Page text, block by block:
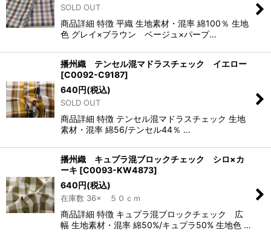
SOLD OUT
商品詳細 特徴 平織 生地素材・混率 綿100％ 生地
色 グレイ×ブラウン ベージュ×パープ…
播州織 テンセル混マドラスチェック イエロー
[C0092-C9187]
640円(税込)
SOLD OUT
商品詳細 特徴 テンセル混マドラスチェック 生地
素材・混率 綿56/テンセル44％ …
播州織 キュプラ混ブロックチェック シロ×カ
ーキ [C0093-KW4873]
640円(税込)
在庫数 36× ５０ｃｍ
商品詳細 特徴 キュプラ混ブロックチェック 広
幅 生地素材・混率 綿50%/キュプラ50% 生地色 …